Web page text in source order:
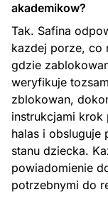
akademikow?
Tak. Safina
kazdej porze, co
gdzie
weryfikuje
zblokowan,
instrukcjami krok
halas i
stanu dziecka.
powiadomienie
potrzebnymi do